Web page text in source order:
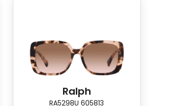
Ralph
RA5298U 605813